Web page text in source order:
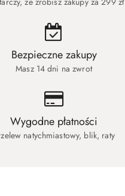
Bezpieczne zakupy
Masz 14 dni na zwrot
Wygodne płatności
natychmiastowy, blik, raty